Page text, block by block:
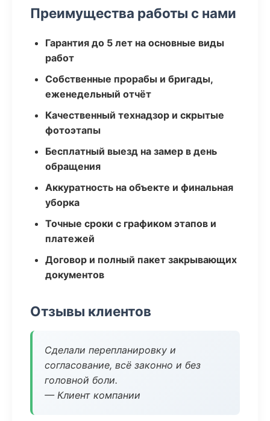
Преимущества работы с нами
Гарантия до 5 лет на основные виды
работ
Собственные прорабы и бригады,
еженедельный отчёт
Качественный технадзор и скрытые
фотоэтапы
Бесплатный выезд на замер в день
обращения
Аккуратность на объекте и финальная
уборка
Точные сроки с графиком этапов и
платежей
Договор и полный пакет закрывающих
документов
Отзывы клиентов
Сделали перепланировку и
согласование, всё законно и без
головной боли.
— Клиент компании